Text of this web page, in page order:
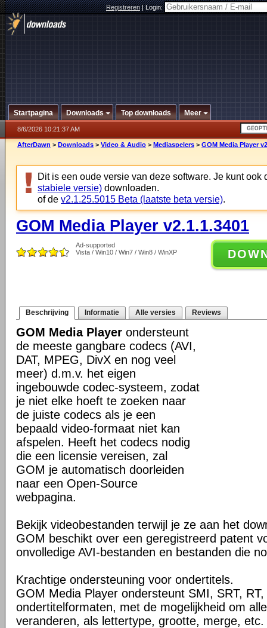
Registreren|Login:
Startpagina Downloads Top downloads Meer
8/6/2026 10:21:37 AM
AfterDawn > Downloads > Video & Audio > Mediaspelers > GOM Media Player
Dit is een oude versie van deze software. Je kunt ook
stabiele versie) downloaden.
of de v2.1.25.5015 Beta (laatste beta versie).
GOM Media Player v2.1.1.3401
Ad-supported
Vista / Win10 / Win7 / Win8 / WinXP
Beschrijving Informatie Alle versies Reviews
GOM Media Player ondersteunt
de meeste gangbare codecs (AVI,
DAT, MPEG, DivX en nog veel
meer) d.m.v. het eigen
ingebouwde codec-systeem, zodat
je niet elke hoeft te zoeken naar
de juiste codecs als je een
bepaald video-formaat niet kan
afspelen. Heeft het codecs nodig
die een licensie vereisen, zal
GOM je automatisch doorleiden
naar een Open-Source
webpagina.
Bekijk videobestanden terwijl je ze aan het
GOM beschikt over een geregistreerd patent
onvolledige AVI-bestanden en bestanden die
Krachtige ondersteuning voor ondertitels.
GOM Media Player ondersteunt SMI, SRT,
ondertitelformaten, met de mogelijkheid om
veranderen, als lettertype, grootte, merge, etc.